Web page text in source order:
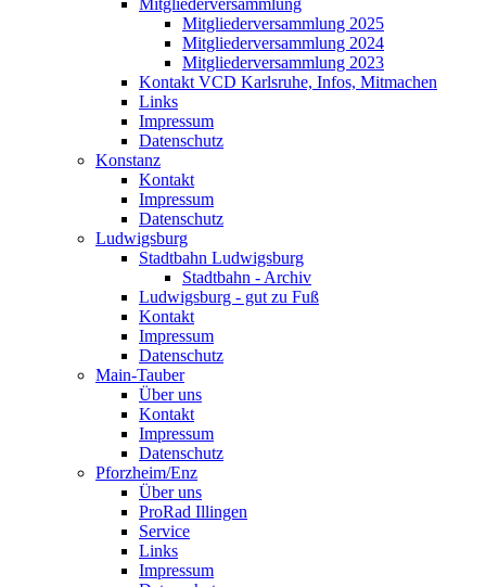
Mitgliederversammlung
Mitgliederversammlung 2025
Mitgliederversammlung 2024
Mitgliederversammlung 2023
Kontakt VCD Karlsruhe, Infos, Mitmachen
Links
Impressum
Datenschutz
Konstanz
Kontakt
Impressum
Datenschutz
Ludwigsburg
Stadtbahn Ludwigsburg
Stadtbahn - Archiv
Ludwigsburg - gut zu Fuß
Kontakt
Impressum
Datenschutz
Main-Tauber
Über uns
Kontakt
Impressum
Datenschutz
Pforzheim/Enz
Über uns
ProRad Illingen
Service
Links
Impressum